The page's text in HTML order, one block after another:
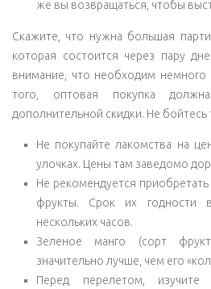
же вы возвращаться, чтобы
Скажите, что нужна большая
которая состоится через пару
внимание, что необходим
того, оптовая покупка
дополнительной скидки. Не бойтесь
Не покупайте лакомства на
улочках. Цены там заведомо
Не рекомендуется
фрукты. Срок их годности
нескольких часов.
Зеленое манго (сорт
значительно лучше, чем его
Перед перелетом, изучите